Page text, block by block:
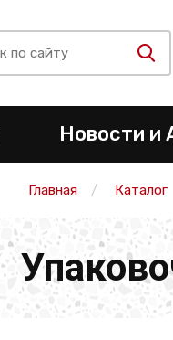
Новости и
Главная Каталог